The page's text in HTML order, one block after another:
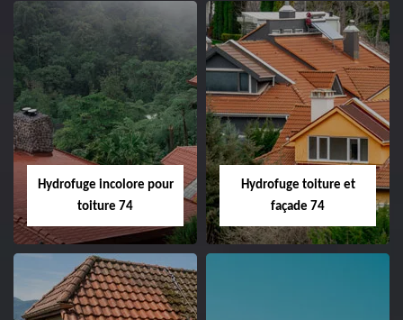
Hydrofuge incolore pour
toiture 74
Hydrofuge toiture et
façade 74